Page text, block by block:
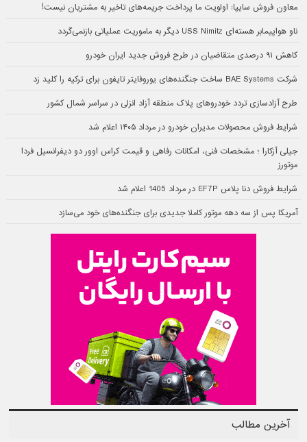
معاون فروش سایپا: اولویت ما پرداخت جریمه‌های تاخیر به مشتریان نیست!
ناو هواپیمابر هسته‌ای USS Nimitz دیگر به ماموریت عملیاتی بازنمی‌گردد
کاهش ۹۱ درصدی متقاضیان در طرح فروش جدید ایران خودرو
شرکت BAE Systems ساخت جنگنده‌های یوروفایتر تایفون برای ترکیه را کلید زد
طرح آزادسازی تردد خودروهای پلاک منطقه آزاد انزلی در سراسر شمال کشور
شرایط فروش محصولات مدیران خودرو در مرداد ۱۴۰۵ اعلام شد
جیلی آزکارا ؛ مشخصات فنی، امکانات رفاهی و قیمت کراس اوور دو دیفرانسیل فردا
موتورز
شرایط فروش دنا پلاس EF7P در مرداد 1405 اعلام شد
آمریکا پس از سه دهه موتور کاملا جدیدی برای جنگنده‌های خود می‌سازد
آخرین مطالب